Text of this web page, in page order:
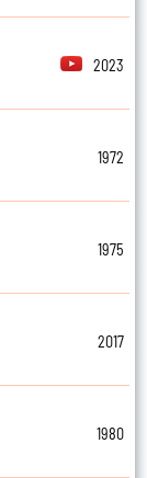
2023
1972
1975
2017
1980